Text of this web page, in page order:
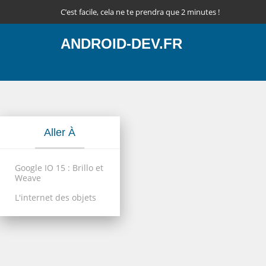
C’est facile, cela ne te prendra que 2 minutes !
ANDROID-DEV.FR
Aller À
Google IO 15 : Brillo et
Weave
L'internet des objets